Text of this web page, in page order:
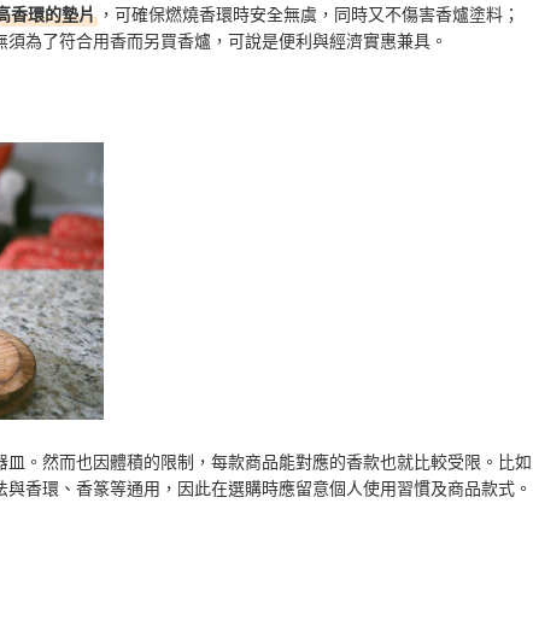
香環的墊片 ，可確保燃燒香環時安全無虞，同時又不傷害香爐塗料；
為了符合用香而另買香爐，可說是便利與經濟實惠兼具。
。然而也因體積的限制，每款商品能對應的香款也就比較受限。比如
香環、香篆等通用，因此在選購時應留意個人使用習慣及商品款式。